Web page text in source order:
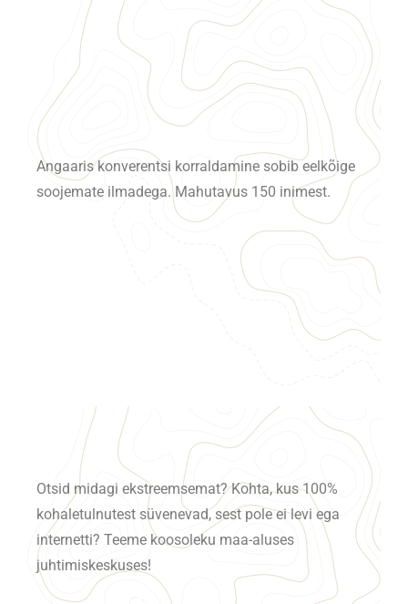
Angaaris konverentsi korraldamine sobib eelkõige
soojemate ilmadega. Mahutavus 150 inimest.
Otsid midagi ekstreemsemat? Kohta, kus 100%
kohaletulnutest süvenevad, sest pole ei levi ega
internetti? Teeme koosoleku maa-aluses
juhtimiskeskuses!